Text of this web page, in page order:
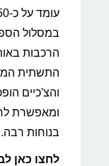
במסלול
הרכבות
התשתית
והצ'כיים
ומאפשרת
בנוחות רבה.
לחצו כאן